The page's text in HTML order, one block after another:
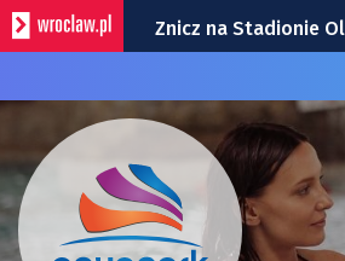
Znicz na Stadionie
Gwiazdy wystąpią
Wypadek autobusu i
Bezpłatny koncert